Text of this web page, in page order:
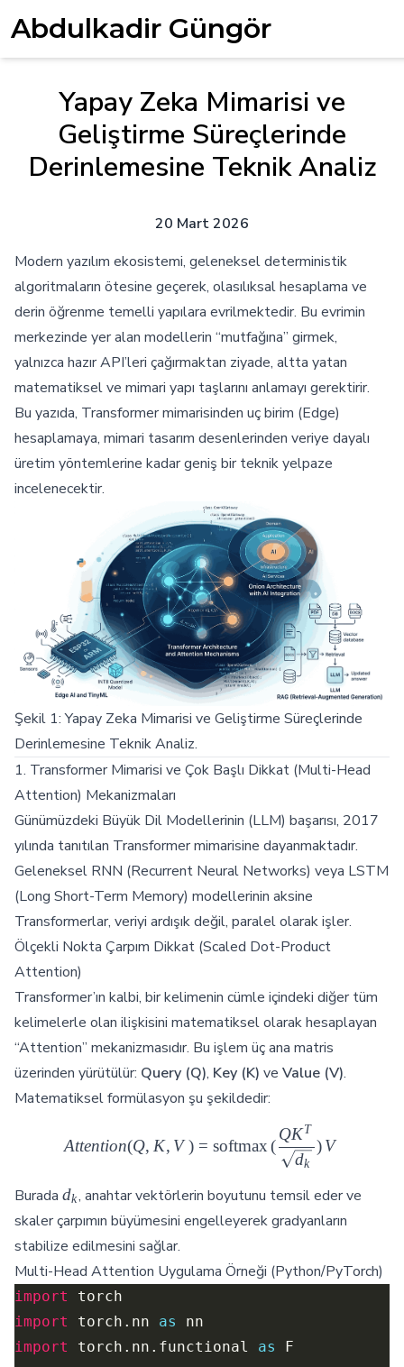
Abdulkadir Güngör
Yapay Zeka Mimarisi ve
Geliştirme Süreçlerinde
Derinlemesine Teknik Analiz
20 Mart 2026
Modern yazılım ekosistemi, geleneksel deterministik
algoritmaların ötesine geçerek, olasılıksal hesaplama ve
derin öğrenme temelli yapılara evrilmektedir. Bu evrimin
merkezinde yer alan modellerin “mutfağına” girmek,
yalnızca hazır API’leri çağırmaktan ziyade, altta yatan
matematiksel ve mimari yapı taşlarını anlamayı gerektirir.
Bu yazıda, Transformer mimarisinden uç birim (Edge)
hesaplamaya, mimari tasarım desenlerinden veriye dayalı
üretim yöntemlerine kadar geniş bir teknik yelpaze
incelenecektir.
Şekil 1: Yapay Zeka Mimarisi ve Geliştirme Süreçlerinde
Derinlemesine Teknik Analiz.
1. Transformer Mimarisi ve Çok Başlı Dikkat (Multi-Head
Attention) Mekanizmaları
Günümüzdeki Büyük Dil Modellerinin (LLM) başarısı, 2017
yılında tanıtılan Transformer mimarisine dayanmaktadır.
Geleneksel RNN (Recurrent Neural Networks) veya LSTM
(Long Short-Term Memory) modellerinin aksine
Transformerlar, veriyi ardışık değil, paralel olarak işler.
Ölçekli Nokta Çarpım Dikkat (Scaled Dot-Product
Attention)
Transformer’ın kalbi, bir kelimenin cümle içindeki diğer tüm
kelimelerle olan ilişkisini matematiksel olarak hesaplayan
“Attention” mekanizmasıdır. Bu işlem üç ana matris
üzerinden yürütülür: Query (Q), Key (K) ve Value (V).
Matematiksel formülasyon şu şekildedir:
Attention(Q, K, V) =
Attention(Q, K, V ) = softmax(
dk
QKT
)V
Burada d_k
dk, anahtar vektörlerin boyutunu temsil eder ve
skaler çarpımın büyümesini engelleyerek gradyanların
stabilize edilmesini sağlar.
Multi-Head Attention Uygulama Örneği (Python/PyTorch)
import
import
torch.nn as
import
torch.nn.functional as